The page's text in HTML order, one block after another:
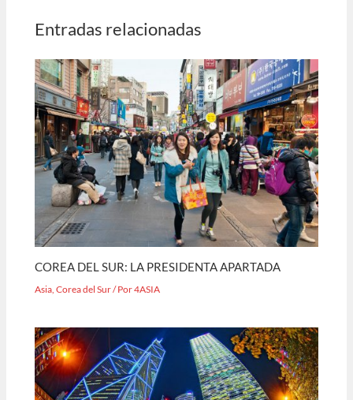
Entradas relacionadas
COREA DEL SUR: LA PRESIDENTA APARTADA
Asia ,Corea del Sur/ Por4ASIA